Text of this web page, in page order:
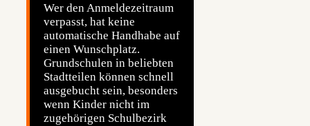
Wer den Anmeldezeitraum
verpasst, hat keine
automatische Handhabe auf
einen Wunschplatz.
Grundschulen in beliebten
Stadtteilen können schnell
ausgebucht sein, besonders
wenn Kinder nicht im
zugehörigen Schulbezirk